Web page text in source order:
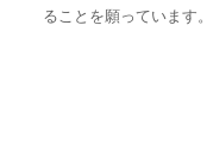
ることを願っています。